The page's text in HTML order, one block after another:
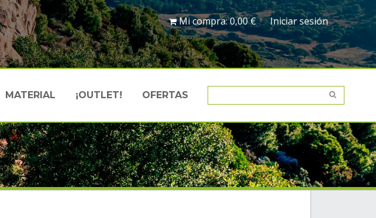
Mi compra:0,00 € Iniciar sesión
MATERIAL ¡OUTLET! OFERTAS